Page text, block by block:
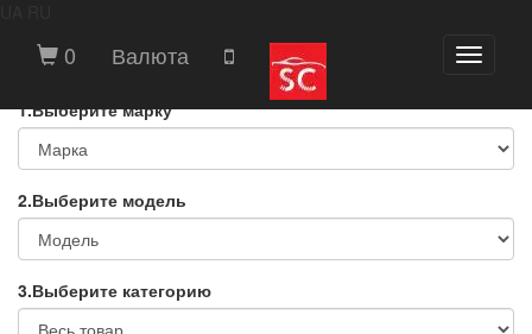
Toggle
0 Валюта
ВЫБЕРИТЕ МАРКУ И МОДЕЛЬ
АВТОМОБИЛЯ
1.Выберите марку
2.Выберите модель
3.Выберите категорию